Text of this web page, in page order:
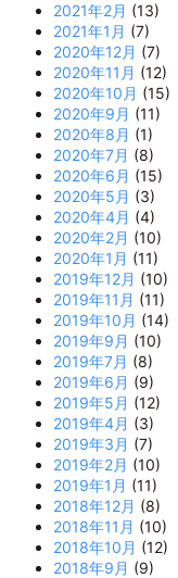
2021年2月 (13)
2021年1月 (7)
2020年12月 (7)
2020年11月 (12)
2020年10月 (15)
2020年9月 (11)
2020年8月 (1)
2020年7月 (8)
2020年6月 (15)
2020年5月 (3)
2020年4月 (4)
2020年2月 (10)
2020年1月 (11)
2019年12月 (10)
2019年11月 (11)
2019年10月 (14)
2019年9月 (10)
2019年7月 (8)
2019年6月 (9)
2019年5月 (12)
2019年4月 (3)
2019年3月 (7)
2019年2月 (10)
2019年1月 (11)
2018年12月 (8)
2018年11月 (10)
2018年10月 (12)
2018年9月 (9)